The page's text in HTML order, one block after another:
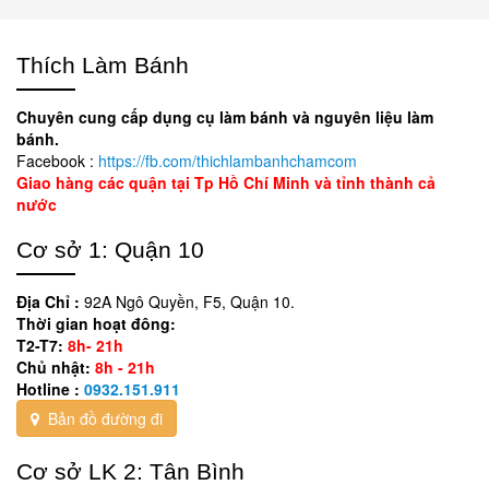
Thích Làm Bánh
Chuyên cung cấp dụng cụ làm bánh và nguyên liệu làm
bánh.
Facebook : https://fb.com/thichlambanhchamcom
Giao hàng các quận tại Tp Hồ Chí Minh và tỉnh thành cả
nước
Cơ sở 1: Quận 10
Địa Chỉ : 92A Ngô Quyền, F5, Quận 10.
Thời gian hoạt đông:
T2-T7: 8h- 21h
Chủ nhật: 8h - 21h
Hotline : 0932.151.911
Bản đồ đường đi
Cơ sở LK 2: Tân Bình